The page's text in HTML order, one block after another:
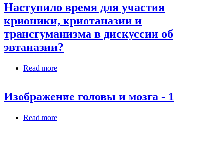
Наступило время для участия
крионики, криотаназии и
трансгуманизма в дискуссии об
эвтаназии?
Read more
Изображение головы и мозга - 1
Read more